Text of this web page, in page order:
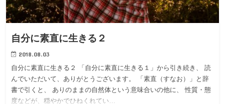
自分に素直に生きる２
2018.08.03
自分に素直に生きる２ 「自分に素直に生きる１」から引き続き、 読
んでいただいて、ありがとうございます。 「素直（すなお）」と辞
書で引くと、 ありのままの自然体という意味合いの他に、 性質・態
度などが、穏やかでひねくれてい…